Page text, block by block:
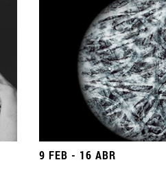
9 FEB - 16 ABR